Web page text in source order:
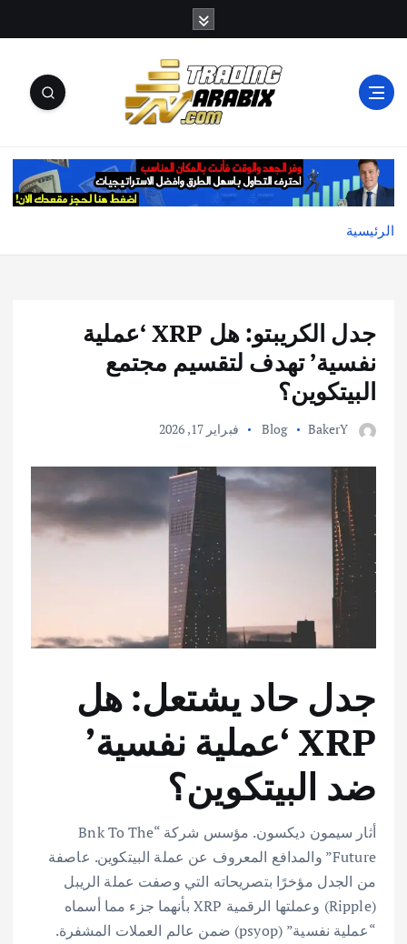
م
والكريبتو
الرئيسية
جدل الكريبتو: هل XRP ‘عملية
نفسية’ تهدف لتقسيم مجتمع
البيتكوين؟
BakerY
Blog فبراير 17, 2026
جدل حاد يشتعل: هل
XRP ‘عملية نفسية’
ضد البيتكوين؟
أثار سيمون ديكسون. مؤسس شركة “Bnk To The
Future” والمدافع المعروف عن عملة البيتكوين. عاصفة
من الجدل مؤخرًا بتصريحاته التي وصفت عملة الريبل
(Ripple) وعملتها الرقمية XRP بأنهما جزء مما أسماه
“عملية نفسية” (psyop) ضمن عالم العملات المشفرة.